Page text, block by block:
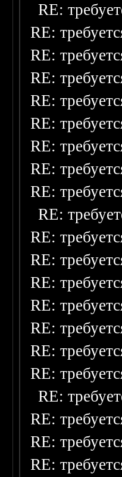
RE:
RE:
RE:
RE:
RE:
RE:
RE:
RE:
RE:
RE:
RE:
RE:
RE:
RE:
RE:
RE:
RE:
RE:
RE:
RE:
RE: